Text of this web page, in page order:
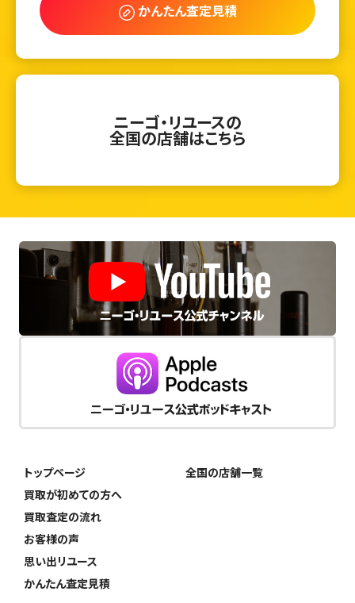
かんたん査定見積
ニーゴ・リユースの
全国の店舗はこちら
トップページ
買取が初めての方へ
買取査定の流れ
お客様の声
思い出リユース
かんたん査定見積
全国の店舗一覧